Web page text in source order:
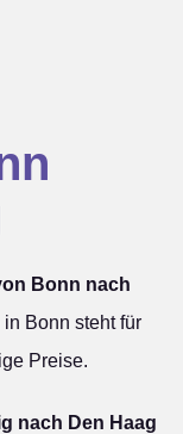
Bonn nach
Bonn steht für
Preise.
nach Den Haag